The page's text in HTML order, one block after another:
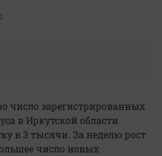
число зарегистрированных
в Иркутской области
в 3 тысячи. За неделю рост
число новых